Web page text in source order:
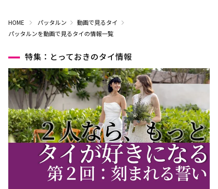
HOME パッタルン
動画で見るタイ
パッタルンを動画で見るタイの情報一覧
特集：とっておきのタイ情報